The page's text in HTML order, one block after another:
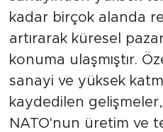
kadar birçok alanda
artırarak küresel
konuma ulaşmıştır.
sanayi ve yüksek
kaydedilen
NATO'nun üretim ve